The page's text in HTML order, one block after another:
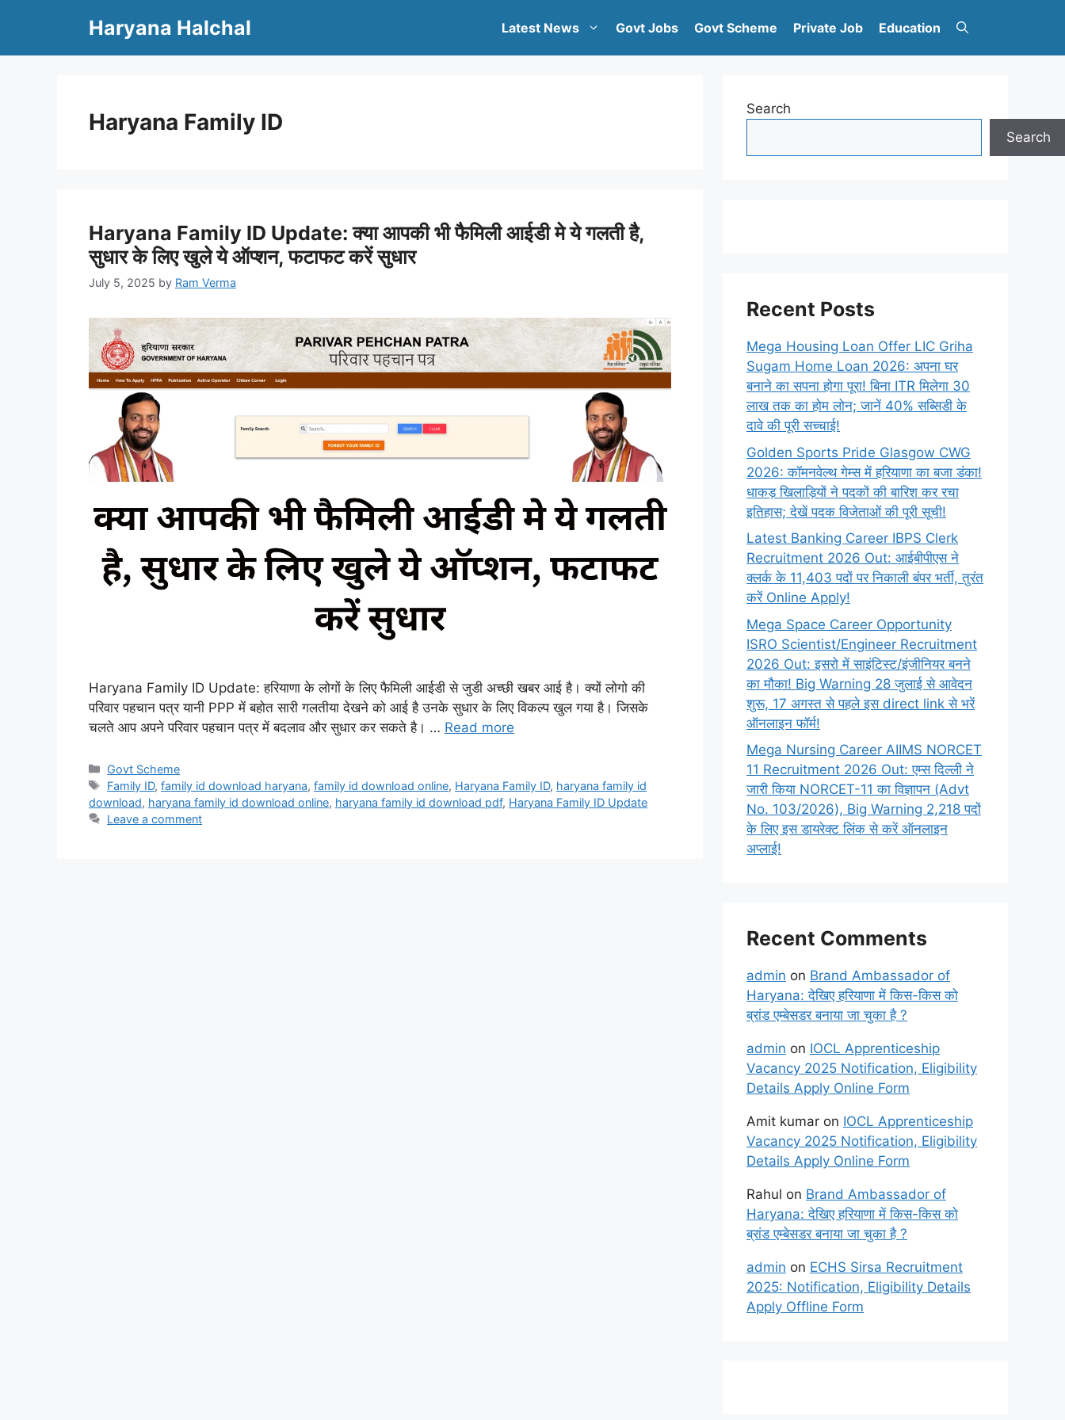
Haryana Halchal Latest News Govt Jobs Govt Scheme Private Job Education
Haryana Family ID
Haryana Family ID Update: क्या आपकी भी फैमिली आईडी मे ये गलती है,
सुधार के लिए खुले ये ऑप्शन, फटाफट करें सुधार
July 5, 2025 by Ram Verma
Haryana Family ID Update: हरियाणा के लोगों के लिए फैमिली आईडी से जुडी अच्छी खबर आई है। क्यों लोगो की
परिवार पहचान पत्र यानी PPP में बहोत सारी गलतीया देखने को आई है उनके सुधार के लिए विकल्प खुल गया है। जिसके
चलते आप अपने परिवार पहचान पत्र में बदलाव और सुधार कर सकते है। … Read more
Categories
Govt Scheme
Tags
Family ID,family id download haryana,family id download online, Haryana Family ID, haryana family id
download, haryana family id download online, haryana family id download pdf, Haryana Family ID Update
Leave a comment
Search
Search
Recent Posts
Mega Housing Loan Offer LIC Griha
Sugam Home Loan 2026: अपना घर
बनाने का सपना होगा पूरा! बिना ITR मिलेगा 30
लाख तक का होम लोन; जानें 40% सब्सिडी के
दावे की पूरी सच्चाई!
Golden Sports Pride Glasgow CWG
2026: कॉमनवेल्थ गेम्स में हरियाणा का बजा डंका!
धाकड़ खिलाड़ियों ने पदकों की बारिश कर रचा
इतिहास; देखें पदक विजेताओं की पूरी सूची!
Latest Banking Career IBPS Clerk
Recruitment 2026 Out: आईबीपीएस ने
क्लर्क के 11,403 पदों पर निकाली बंपर भर्ती, तुरंत
करें Online Apply!
Mega Space Career Opportunity
ISRO Scientist/Engineer Recruitment
2026 Out: इसरो में साइंटिस्ट/इंजीनियर बनने
का मौका! Big Warning 28 जुलाई से आवेदन
शुरू, 17 अगस्त से पहले इस direct link से भरें
ऑनलाइन फॉर्म!
Mega Nursing Career AIIMS NORCET
11 Recruitment 2026 Out: एम्स दिल्ली ने
जारी किया NORCET-11 का विज्ञापन (Advt
No. 103/2026), Big Warning 2,218 पदों
के लिए इस डायरेक्ट लिंक से करें ऑनलाइन
अप्लाई!
Recent Comments
admin on Brand Ambassador of
Haryana: देखिए हरियाणा में किस-किस को
ब्रांड एम्बेसडर बनाया जा चुका है ?
admin on IOCL Apprenticeship
Vacancy 2025 Notification, Eligibility
Details Apply Online Form
Amit kumar on IOCL Apprenticeship
Vacancy 2025 Notification, Eligibility
Details Apply Online Form
Rahul on Brand Ambassador of
Haryana: देखिए हरियाणा में किस-किस को
ब्रांड एम्बेसडर बनाया जा चुका है ?
admin on ECHS Sirsa Recruitment
2025: Notification, Eligibility Details
Apply Offline Form